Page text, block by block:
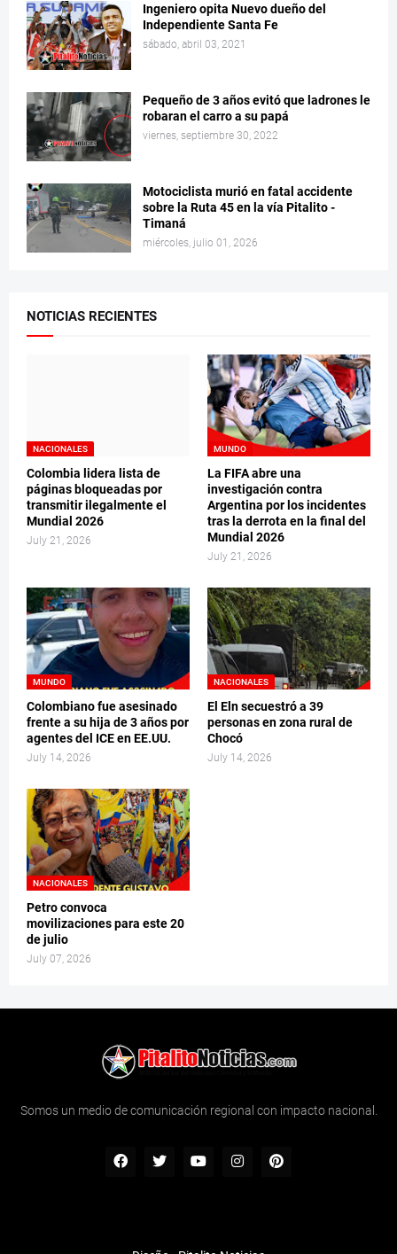
Ingeniero opita Nuevo dueño del
Independiente Santa Fe
sábado, abril 03, 2021
Pequeño de 3 años evitó que ladrones le
robaran el carro a su papá
viernes, septiembre 30, 2022
Motociclista murió en fatal accidente
sobre la Ruta 45 en la vía Pitalito -
Timaná
miércoles, julio 01, 2026
NOTICIAS RECIENTES
NACIONALES
Colombia lidera lista de
páginas bloqueadas por
transmitir ilegalmente el
Mundial 2026
July 21, 2026
MUNDO
La FIFA abre una
investigación contra
Argentina por los incidentes
tras la derrota en la final del
Mundial 2026
July 21, 2026
MUNDO
Colombiano fue asesinado
frente a su hija de 3 años por
agentes del ICE en EE.UU.
July 14, 2026
NACIONALES
El Eln secuestró a 39
personas en zona rural de
Chocó
July 14, 2026
NACIONALES
Petro convoca
movilizaciones para este 20
de julio
July 07, 2026
Somos un medio de comunicación regional con impacto nacional.